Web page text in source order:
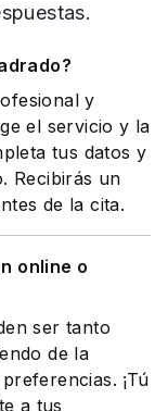
y
el servicio y la
tus datos y
Recibirás un
de la cita.
online o
ser tanto
de la
¡Tú
a tus